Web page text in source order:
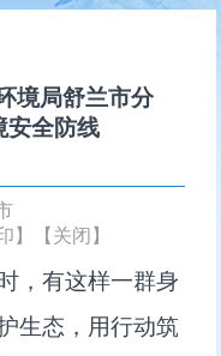
境局舒兰市分
安全防线
】 【关闭】
，有这样一群身
生态，用行动筑